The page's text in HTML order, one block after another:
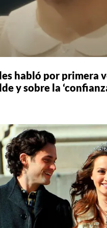
habló por primera
y sobre la